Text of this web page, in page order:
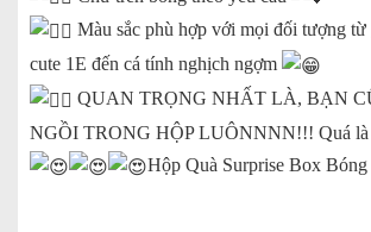
Màu sắc phù hợp với mọi đối tượng từ
cute 1E đến cá tính nghịch ngợm
QUAN TRỌNG NHẤT LÀ, BẠN
NGỒI TRONG HỘP LUÔNNNN!!! Quá là
Hộp Quà Surprise Box